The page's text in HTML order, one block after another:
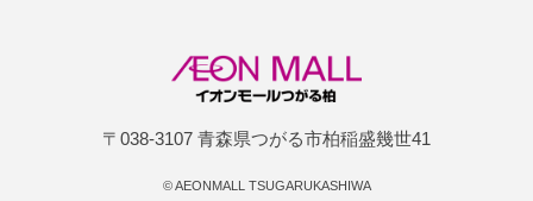
〒038-3107 青森県つがる市柏稲盛幾世41
©AEONMALL TSUGARUKASHIWA